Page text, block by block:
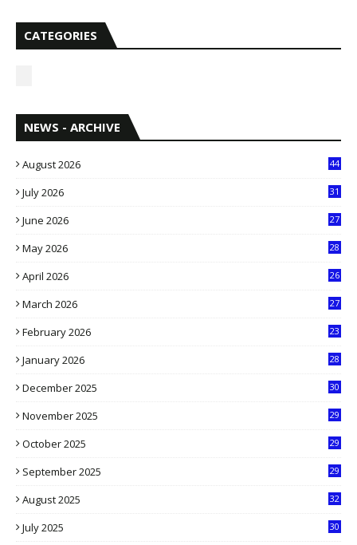
CATEGORIES
NEWS - ARCHIVE
August 2026 44
July 2026
31
June 2026
27
May 2026
28
April 2026
26
March 2026
27
February 2026
23
January 2026
28
December 2025
30
November 2025
29
October 2025
29
September 2025
29
August 2025
32
July 2025
30